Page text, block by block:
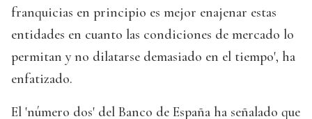
franquicias en principio es mejor enajenar estas
entidades en cuanto las condiciones de mercado lo
permitan y no dilatarse demasiado en el tiempo', ha
enfatizado.
El 'número dos' del Banco de España ha señalado que